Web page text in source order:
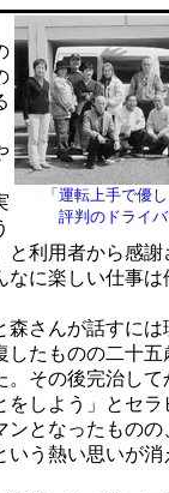
「運転上手で優
評判のドライ
と利用者から感謝
なに楽しい仕事は
森さんが話すに
したものの二十五
。その後完治して
をしよう」とセ
ンとなったものの
いう熱い思いが消